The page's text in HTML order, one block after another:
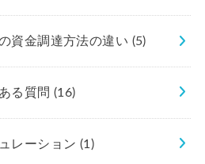
資金調達方法の違い (5)
る質問(16)
レーション (1)